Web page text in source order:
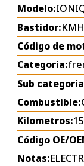
Modelo:
Bastidor:
Código de
Categoria:
Sub
Combustible:
Kilometros:
Código OE/
Notas: